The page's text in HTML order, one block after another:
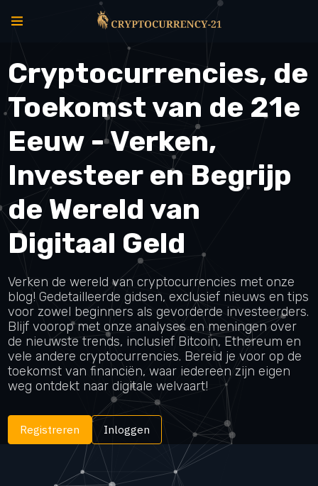
Cryptocurrencies, de
Toekomst van de 21e
Eeuw - Verken,
Investeer en Begrijp
de Wereld van
Digitaal Geld
Verken de wereld van cryptocurrencies met onze
blog! Gedetailleerde gidsen, exclusief nieuws en tips
voor zowel beginners als gevorderde investeerders.
Blijf voorop met onze analyses en meningen over
de nieuwste trends, inclusief Bitcoin, Ethereum en
vele andere cryptocurrencies. Bereid je voor op de
toekomst van financiën, waar iedereen zijn eigen
weg ontdekt naar digitale welvaart!
Registreren Inloggen